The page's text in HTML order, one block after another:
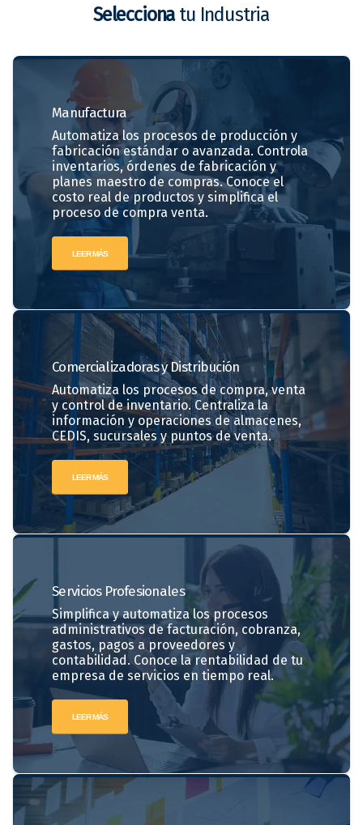
Seleccionatu Industria
Manufactura
Automatiza los procesos de producción y
fabricación estándar o avanzada. Controla
inventarios, órdenes de fabricación y
planes maestro de compras. Conoce el
costo real de productos y simplifica el
proceso de compra venta.
LEER MÁS
Comercializadorasy Distribución
Automatiza los procesos de compra, venta
y control de inventario. Centraliza la
información y operaciones de almacenes,
CEDIS, sucursales y puntos de venta.
LEER MÁS
ServiciosProfesionales
Simplifica y automatiza los procesos
administrativos de facturación, cobranza,
gastos, pagos a proveedores y
contabilidad. Conoce la rentabilidad de tu
empresa de servicios en tiempo real.
LEER MÁS